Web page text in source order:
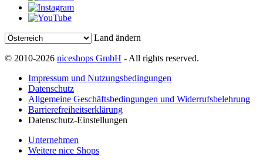
Land ändern
© 2010-2026 niceshops GmbH - All rights reserved.
Impressum und Nutzungsbedingungen
Datenschutz
Allgemeine Geschäftsbedingungen und Widerrufsbelehrung
Barrierefreiheitserklärung
Datenschutz-Einstellungen
Unternehmen
Weitere nice Shops